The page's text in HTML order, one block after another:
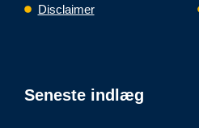
Disclaimer
Seneste indlæg